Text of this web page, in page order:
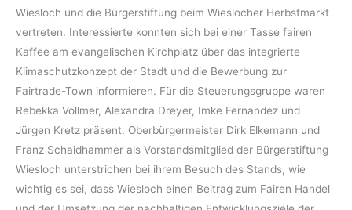
Wiesloch und die Bürgerstiftung beim Wieslocher Herbstmarkt
vertreten. Interessierte konnten sich bei einer Tasse fairen
Kaffee am evangelischen Kirchplatz über das integrierte
Klimaschutzkonzept der Stadt und die Bewerbung zur
Fairtrade-Town informieren. Für die Steuerungsgruppe waren
Rebekka Vollmer, Alexandra Dreyer, Imke Fernandez und
Jürgen Kretz präsent. Oberbürgermeister Dirk Elkemann und
Franz Schaidhammer als Vorstandsmitglied der Bürgerstiftung
Wiesloch unterstrichen bei ihrem Besuch des Stands, wie
wichtig es sei, dass Wiesloch einen Beitrag zum Fairen Handel